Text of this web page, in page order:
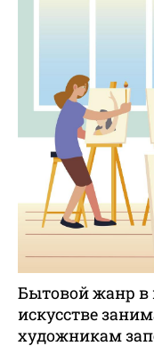
Бытовой жанр в
искусстве
художникам